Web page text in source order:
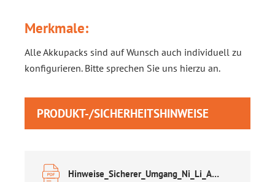
Merkmale:
Alle Akkupacks sind auf Wunsch auch individuell zu
konfigurieren. Bitte sprechen Sie uns hierzu an.
PRODUKT-/SICHERHEITSHINWEISE
Hinweise_Sicherer_Umgang_Ni_Li_Akkus DE.pdf